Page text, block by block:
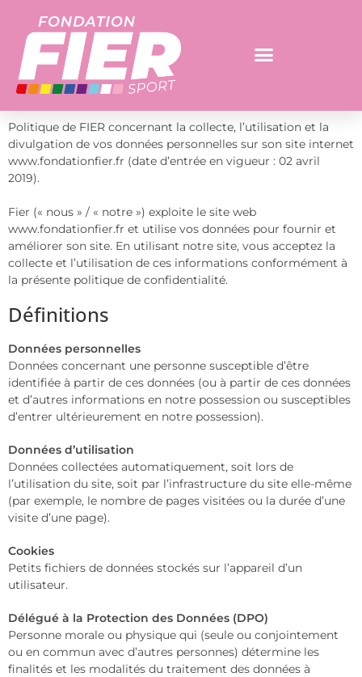
Politique de FIER concernant la collecte, l’utilisation et la
divulgation de vos données personnelles sur son site internet
www.fondationfier.fr (date d’entrée en vigueur : 02 avril
2019).
Fier (« nous » / « notre ») exploite le site web
www.fondationfier.fr et utilise vos données pour fournir et
améliorer son site. En utilisant notre site, vous acceptez la
collecte et l’utilisation de ces informations conformément à
la présente politique de confidentialité.
Définitions
Données personnelles
Données concernant une personne susceptible d’être
identifiée à partir de ces données (ou à partir de ces données
et d’autres informations en notre possession ou susceptibles
d’entrer ultérieurement en notre possession).
Données d’utilisation
Données collectées automatiquement, soit lors de
l’utilisation du site, soit par l’infrastructure du site elle-même
(par exemple, le nombre de pages visitées ou la durée d’une
visite d’une page).
Cookies
Petits fichiers de données stockés sur l’appareil d’un
utilisateur.
Délégué à la Protection des Données (DPO)
Personne morale ou physique qui (seule ou conjointement
ou en commun avec d’autres personnes) détermine les
finalités et les modalités du traitement des données à